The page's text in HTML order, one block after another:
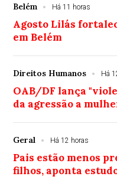
Belém Há 11 horas
Agosto Lilás
em Belém
Direitos Humanos Há
OAB/DF lança
da agressão a
Geral Há 12 horas
Pais estão menos
filhos, aponta